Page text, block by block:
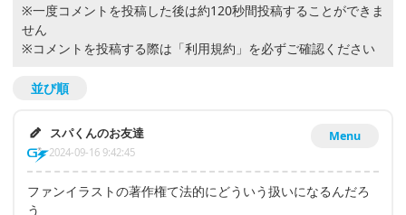
※一度コメントを投稿した後は約120秒間投稿することができま
せん
※コメントを投稿する際は 「利用規約」 を必ずご確認ください
並び順
Menu
スパくんのお友達
2024-09-16 9:42:45
ファンイラストの著作権て法的にどういう扱いになるんだろ
う